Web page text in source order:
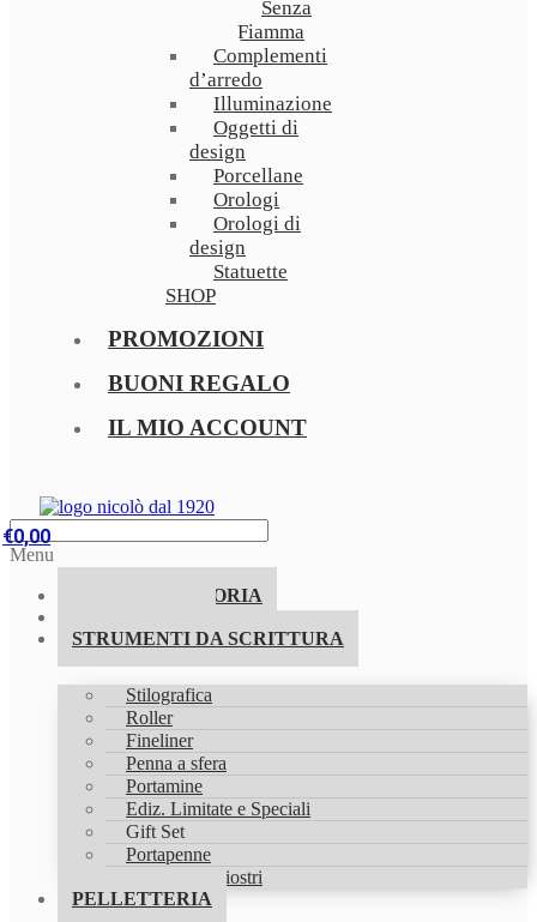
Senza
Fiamma
Complementi
d’arredo
Illuminazione
Oggetti di
design
Porcellane
Orologi
Orologi di
design
Statuette
SHOP
PROMOZIONI
BUONI REGALO
IL MIO ACCOUNT
€0,00
Menu
LA NOSTRA STORIA
STRUMENTI DA SCRITTURA
Stilografica
Roller
Fineliner
Penna a sfera
Portamine
Ediz. Limitate e Speciali
Gift Set
Portapenne
Refill & Inchiostri
PELLETTERIA